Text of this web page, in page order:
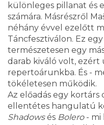
különleges pillanat és
számára. Másrészről
néhány évvel ezelőtt
Táncfesztiválon. Ez
természetesen egy
darab kiváló volt,
repertoárunkba. És -
tökéletesen működik.
Az előadás egy kortárs
ellentétes hangulatú
Shadowsés Bolero- mi